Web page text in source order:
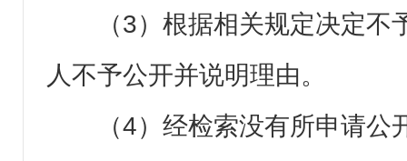
（3）根据相关规定决定
人不予公开并说明理由。
（4）经检索没有所申请